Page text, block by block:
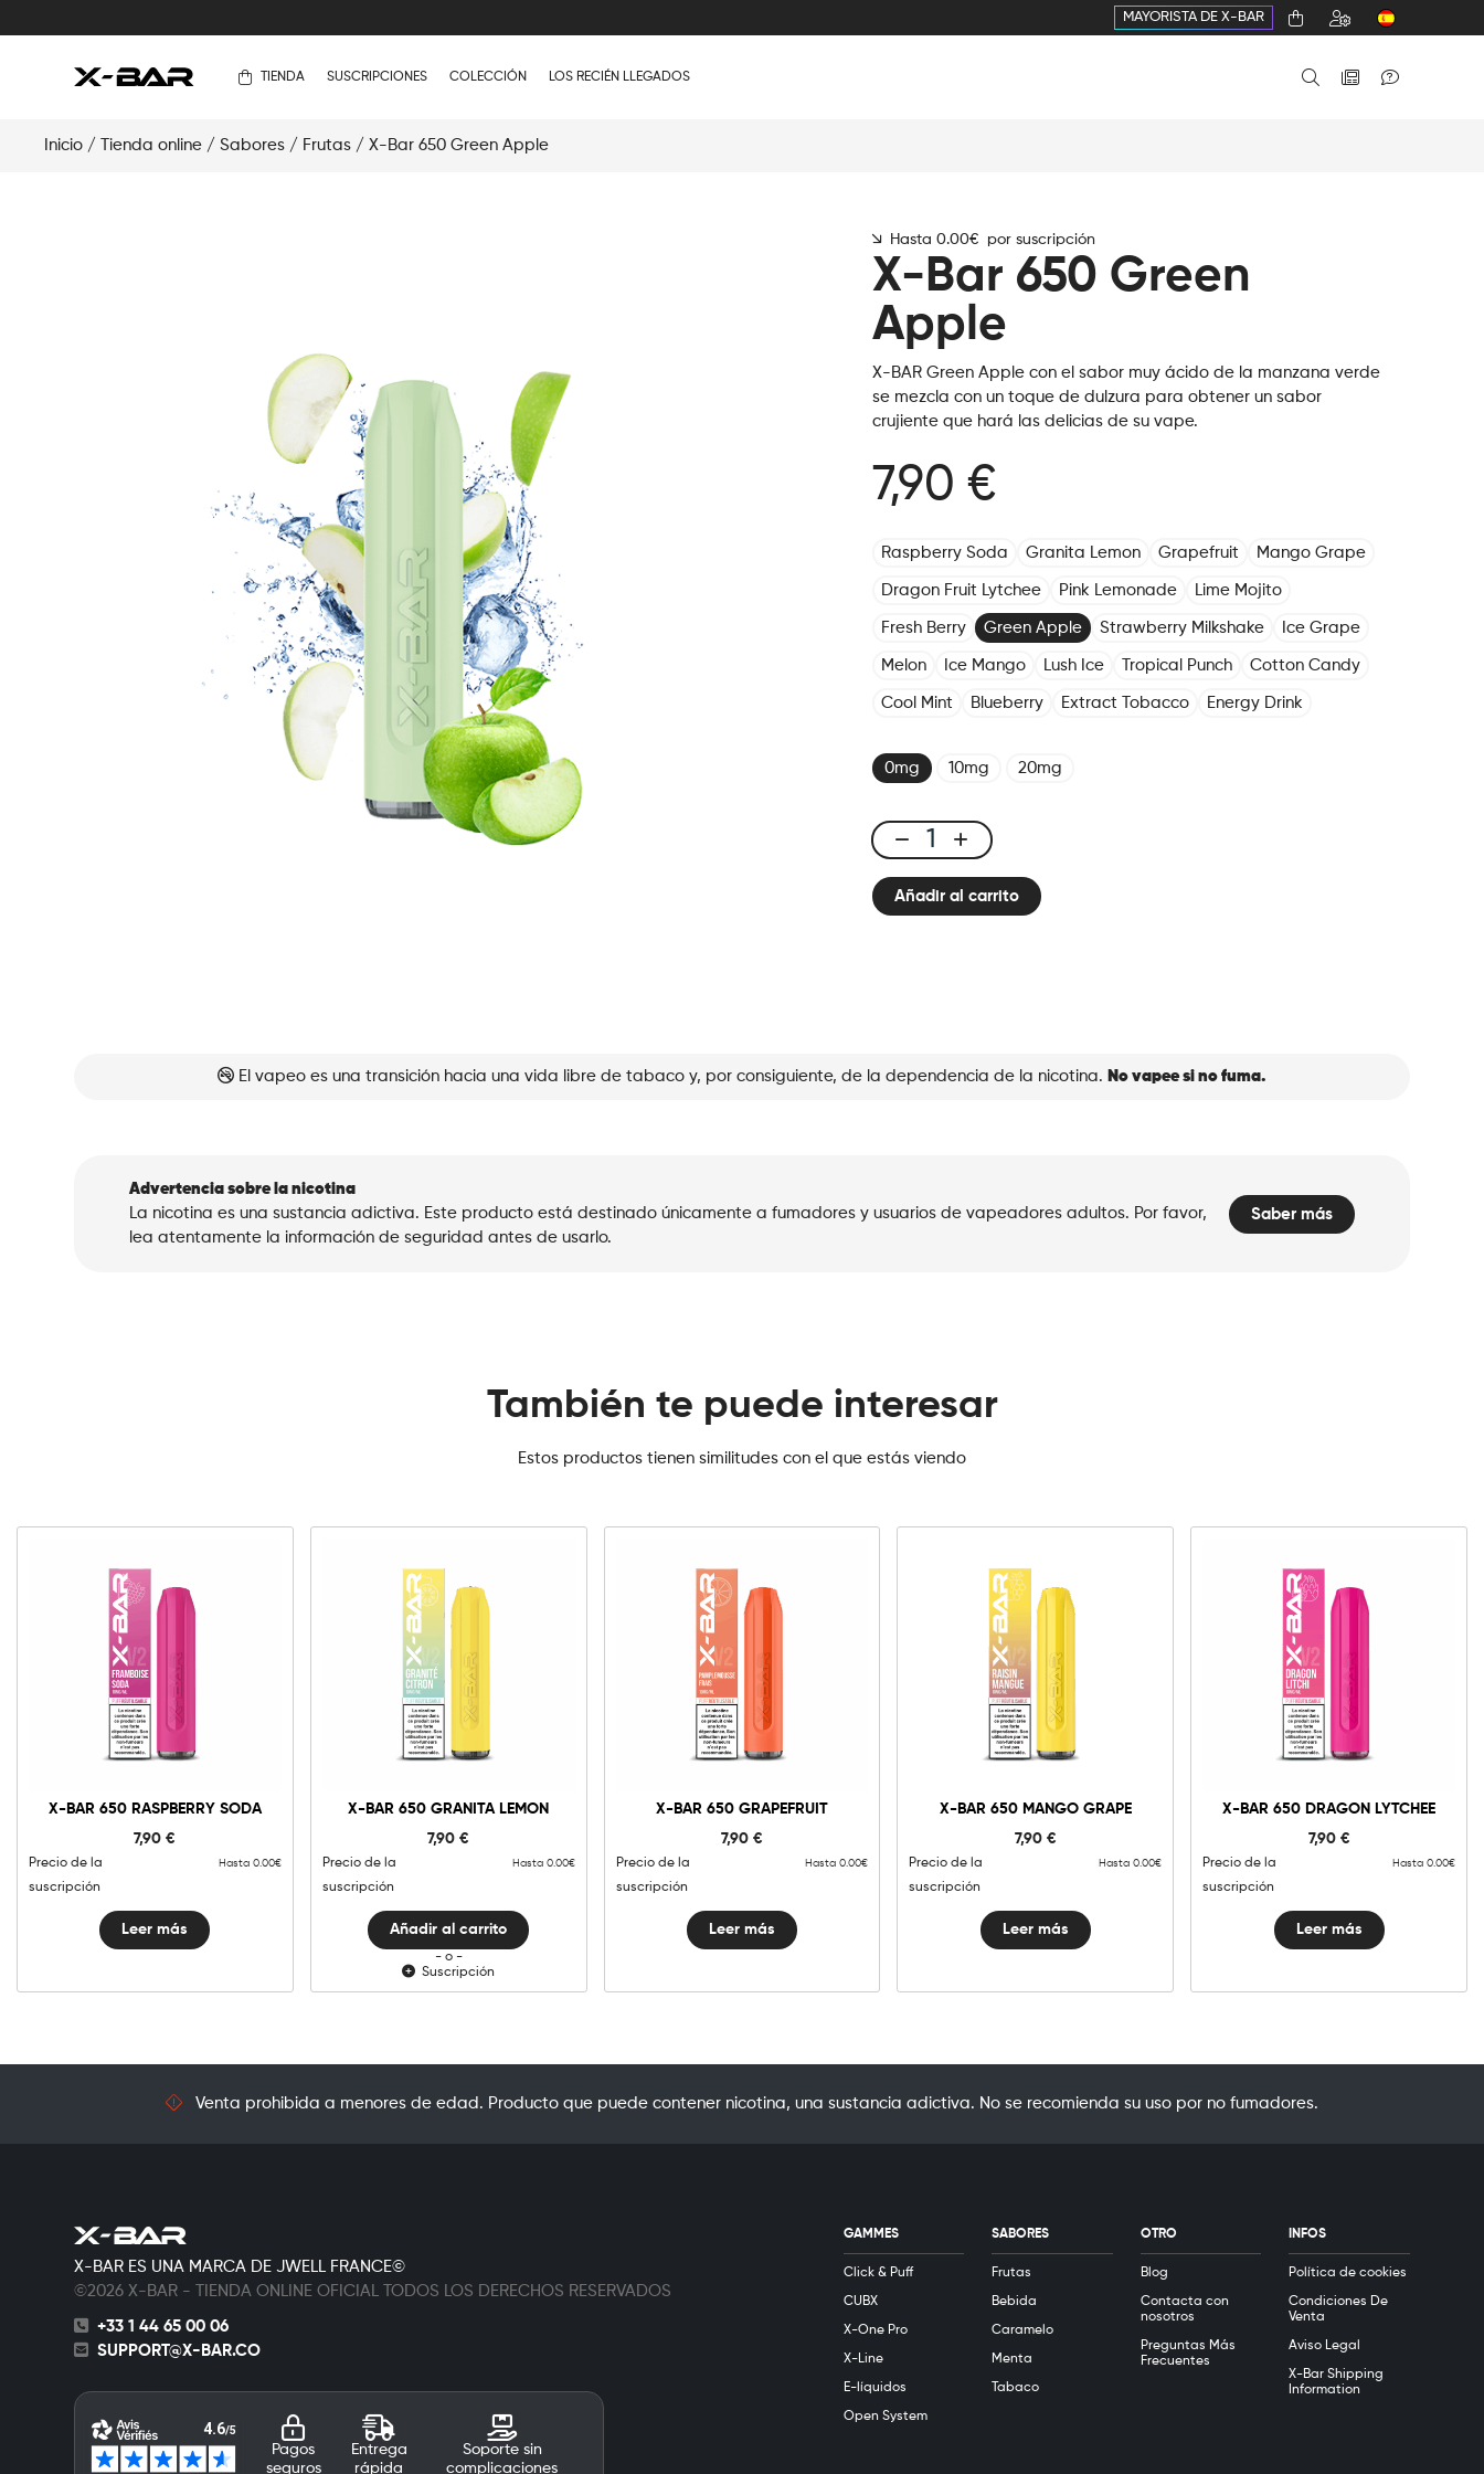
MAYORISTA DE X-BAR
TIENDA SUSCRIPCIONES COLECCIÓN LOS RECIÉN LLEGADOS
Inicio / Tienda online / Sabores / Frutas / X-Bar 650 Green Apple
Hasta 0.00€ por suscripción
X-Bar 650 Green
Apple
X-BAR Green Apple con el sabor muy ácido de la manzana verde
se mezcla con un toque de dulzura para obtener un sabor
crujiente que hará las delicias de su vape.
7,90 €
Raspberry Soda Granita Lemon Grapefruit Mango Grape
Dragon Fruit Lytchee Pink Lemonade Lime Mojito
Fresh Berry Green Apple Strawberry Milkshake Ice Grape
Melon Ice Mango Lush Ice Tropical Punch Cotton Candy
Cool Mint Blueberry Extract Tobacco Energy Drink
0mg 10mg 20mg
X-
Bar
650 Añadir al carrito
El vapeo es una transición hacia una vida libre de tabaco y, por consiguiente, de la dependencia de la nicotina. No vapee si no fuma.
Advertencia sobre la nicotina
La nicotina es una sustancia adictiva. Este producto está destinado únicamente a fumadores y usuarios de vapeadores adultos. Por favor,
lea atentamente la información de seguridad antes de usarlo.
Saber más
También te puede interesar
Estos productos tienen similitudes con el que estás viendo
X-BAR 650 RASPBERRY SODA
7,90€
Precio de la
suscripción
Hasta 0.00€
Leer más
X-BAR 650 GRANITA LEMON
7,90€
Precio de la
suscripción
Hasta 0.00€
0mg 10mg
X-
Bar
Lemon
Añadir al carrito
- o -
Suscripción
X-BAR 650 GRAPEFRUIT
7,90 €
Precio de la
suscripción
Hasta 0.00€
Leer más
X-BAR 650 MANGO GRAPE
7,90 €
Precio de la
suscripción
Hasta 0.00€
Leer más
X-BAR 650 DRAGON LYTCHEE
7,90 €
Precio de la
suscripción
Hasta 0.00€
Leer más
Venta prohibida a menores de edad. Producto que puede contener nicotina, una sustancia adictiva. No se recomienda su uso por no fumadores.
X-BAR ES UNA MARCA DE JWELL FRANCE©
©2026 X-BAR - TIENDA ONLINE OFICIAL TODOS LOS DERECHOS RESERVADOS
+33 1 44 65 00 06
SUPPORT@X-BAR.CO
Pagos
seguros
Entrega
rápida
Soporte sin
complicaciones
GAMMES
Click & Puff
CUBX
X-One Pro
X-Line
E-líquidos
Open System
SABORES
Frutas
Bebida
Caramelo
Menta
Tabaco
OTRO
Blog
Contacta con
nosotros
Preguntas Más
Frecuentes
INFOS
Política de cookies
Condiciones De
Venta
Aviso Legal
X-Bar Shipping
Information